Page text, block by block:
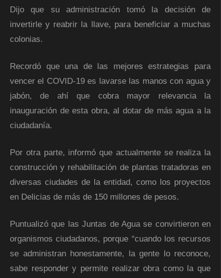
Dijo que su administración tomó la decisión de
invertirle y reabrir la llave, para beneficiar a muchas
colonias.
Recordó que una de las mejores estrategias para
vencer el COVID-19 es lavarse las manos con agua y
jabón, de ahí que cobra mayor relevancia la
inauguración de esta obra, al dotar de más agua a la
ciudadanía.
Por otra parte, informó que actualmente se realiza la
construcción y rehabilitación de plantas tratadoras en
diversas ciudades de la entidad, como los proyectos
en Delicias de más de 150 millones de pesos.
Puntualizó que las Juntas de Agua se convirtieron en
organismos ciudadanos, porque “cuando los recursos
se administran honestamente, la gente lo reconoce,
sabe responder y permite realizar obra como la que